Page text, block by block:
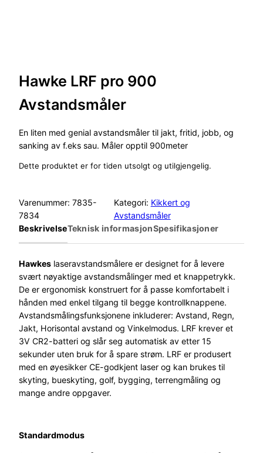
Hawke LRF pro 900
Avstandsmåler
En liten med genial avstandsmåler til jakt, fritid, jobb, og
sanking av f.eks sau. Måler opptil 900meter
Dette produktet er for tiden utsolgt og utilgjengelig.
Varenummer: 7835-
7834
Kategori: Kikkert og
Avstandsmåler
BeskrivelseTeknisk informasjonSpesifikasjoner
Hawkes laseravstandsmålere er designet for å levere
svært nøyaktige avstandsmålinger med et knappetrykk.
De er ergonomisk konstruert for å passe komfortabelt i
hånden med enkel tilgang til begge kontrollknappene.
Avstandsmålingsfunksjonene inkluderer: Avstand, Regn,
Jakt, Horisontal avstand og Vinkelmodus. LRF krever et
3V CR2-batteri og slår seg automatisk av etter 15
sekunder uten bruk for å spare strøm. LRF er produsert
med en øyesikker CE-godkjent laser og kan brukes til
skyting, bueskyting, golf, bygging, terrengmåling og
mange andre oppgaver.
Standardmodus